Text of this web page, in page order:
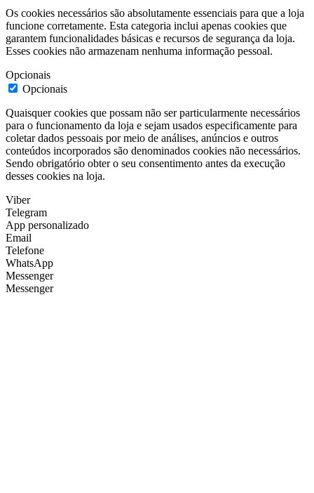
Os cookies necessários são absolutamente essenciais para que a loja
funcione corretamente. Esta categoria inclui apenas cookies que
garantem funcionalidades básicas e recursos de segurança da loja.
Esses cookies não armazenam nenhuma informação pessoal.
Opcionais
Opcionais
Quaisquer cookies que possam não ser particularmente necessários
para o funcionamento da loja e sejam usados especificamente para
coletar dados pessoais por meio de análises, anúncios e outros
conteúdos incorporados são denominados cookies não necessários.
Sendo obrigatório obter o seu consentimento antes da execução
desses cookies na loja.
Viber
Telegram
App personalizado
Email
Telefone
WhatsApp
Messenger
Messenger